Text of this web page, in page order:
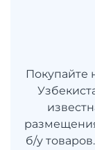
Покупайте
б/у